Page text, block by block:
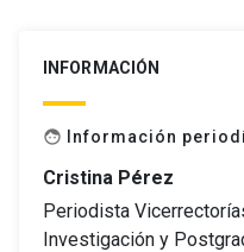
INFORMACIÓN
face Información
Cristina Pérez
Periodista
Investigación y